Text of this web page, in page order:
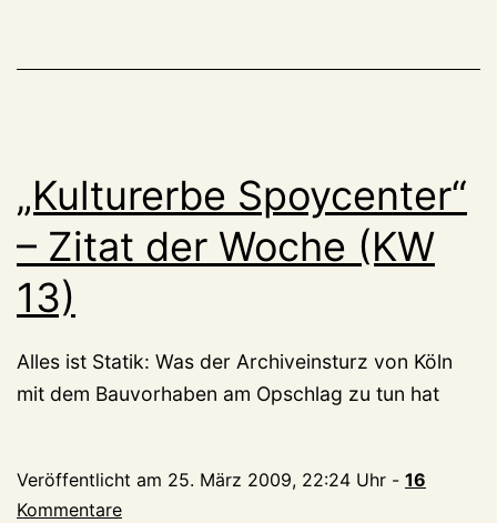
„Kulturerbe Spoycenter“
– Zitat der Woche (KW
13)
Alles ist Statik: Was der Archiveinsturz von Köln
mit dem Bauvorhaben am Opschlag zu tun hat
Veröffentlicht am 25. März 2009, 22:24 Uhr - 16
Kommentare